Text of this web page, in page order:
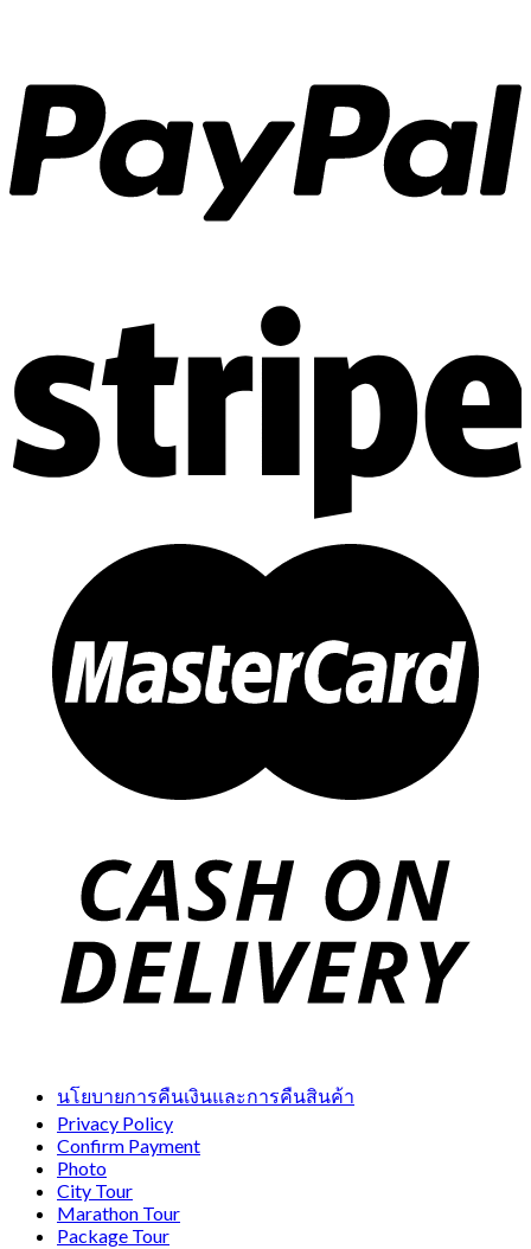
นโยบายการคืนเงินและการคืนสินค้า
Privacy Policy
Confirm Payment
Photo
City Tour
Marathon Tour
Package Tour